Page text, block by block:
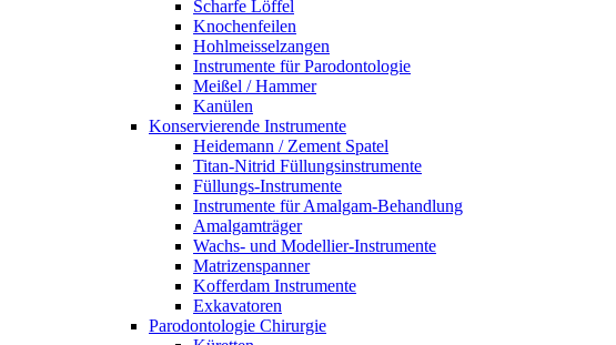
Scharfe Löffel
Knochenfeilen
Hohlmeisselzangen
Instrumente für Parodontologie
Meißel / Hammer
Kanülen
Konservierende Instrumente
Heidemann / Zement Spatel
Titan-Nitrid Füllungsinstrumente
Füllungs-Instrumente
Instrumente für Amalgam-Behandlung
Amalgamträger
Wachs- und Modellier-Instrumente
Matrizenspanner
Kofferdam Instrumente
Exkavatoren
Parodontologie Chirurgie